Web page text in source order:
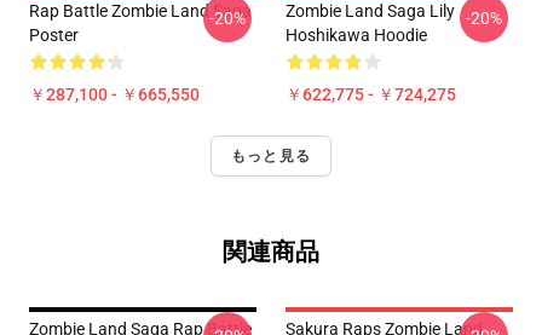
Rap Battle Zombie Land Saga
Poster
￥287,100 - ￥665,550
-20%
Zombie Land Saga Lily
Hoshikawa Hoodie
￥622,775 - ￥724,275
-20%
もっと見る
関連商品
Zombie Land Saga Rap Battle
Sakura Raps Zombie Land